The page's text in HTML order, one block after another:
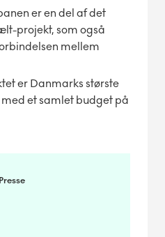
er en del af det
projekt, som også
mellem
er Danmarks største
et samlet budget på